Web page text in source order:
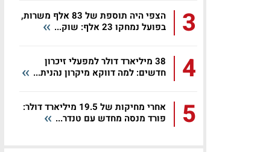
3
הצפי היה תוספת של 83 אלף משרות,
בפועל נמחקו 23 אלף: שוק...
4
38 מיליארד דולר למפעלי זיכרון
חדשים: למה דווקא מיקרון נהנית...
5
אחרי מחיקות של 19.5 מיליארד דולר:
פורד מנסה מחדש עם טנדר...